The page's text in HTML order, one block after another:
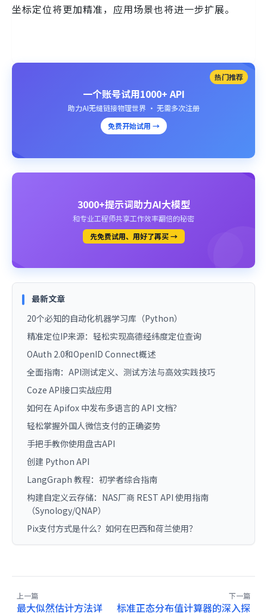
坐标定位将更加精准，应用场景也将进一步扩展。
热门推荐
一个账号试用1000+ API
助力AI无缝链接物理世界 · 无需多次注册
免费开始试用 →
3000+提示词助力AI大模型
和专业工程师共享工作效率翻倍的秘密
先免费试用、用好了再买 →
最新文章
20个必知的自动化机器学习库（Python）
精准定位IP来源：轻松实现高德经纬度定位查询
OAuth 2.0和OpenID Connect概述
全面指南：API测试定义、测试方法与高效实践技巧
Coze API接口实战应用
如何在 Apifox 中发布多语言的 API 文档？
轻松掌握外国人微信支付的正确姿势
手把手教你使用盘古API
创建 Python API
LangGraph 教程：初学者综合指南
构建自定义云存储：NAS厂商 REST API 使用指南
（Synology/QNAP）
Pix支付方式是什么？如何在巴西和荷兰使用？
上一篇
最大似然估计方法详
下一篇
标准正态分布值计算器的深入探